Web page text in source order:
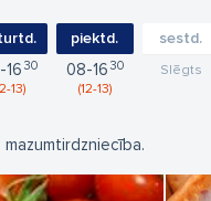
16 30
13
piektd.
08 16 30
12 13
sestd.
Slēgts